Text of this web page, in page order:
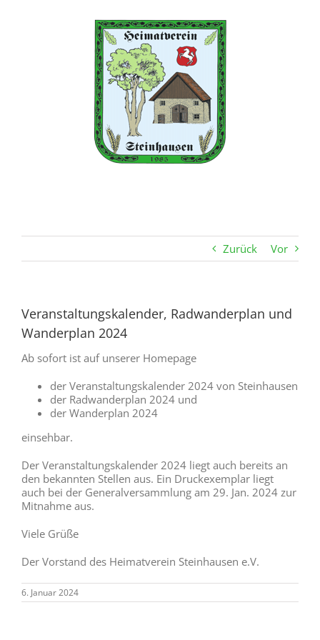
Zurück Vor
Veranstaltungskalender, Radwanderplan und
Wanderplan 2024
Ab sofort ist auf unserer Homepage
der Veranstaltungskalender 2024 von Steinhausen
der Radwanderplan 2024 und
der Wanderplan 2024
einsehbar.
Der Veranstaltungskalender 2024 liegt auch bereits an
den bekannten Stellen aus. Ein Druckexemplar liegt
auch bei der Generalversammlung am 29. Jan. 2024 zur
Mitnahme aus.
Viele Grüße
Der Vorstand des Heimatverein Steinhausen e.V.
6. Januar 2024